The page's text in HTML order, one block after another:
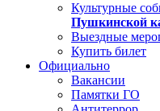
Культурные
Пушкинской
Выездные
Купить билет
Официально
Вакансии
Памятки ГО